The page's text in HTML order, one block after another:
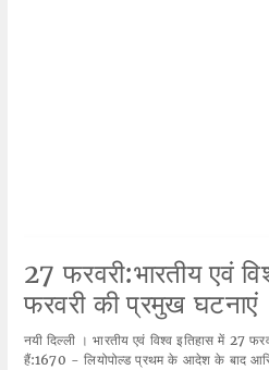
27 फरवरी:भारतीय एवं
फरवरी की प्रमुख घटनाएं
नयी दिल्ली । भारतीय एवं विश्व इतिहास में 27
हैं:1670 - लियोपोल्ड प्रथम के आदेश के बाद